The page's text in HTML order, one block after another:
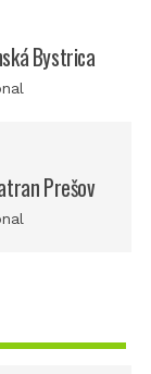
Bystrica
Prešov